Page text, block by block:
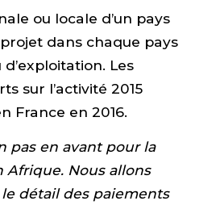
ou locale d’un pays
dans chaque pays
Les
sur l’activité 2015
France en 2016.
pas en avant pour la
Afrique. Nous allons
détail des paiements